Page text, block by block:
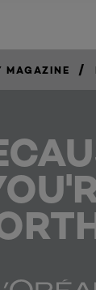
MAGAZINE /